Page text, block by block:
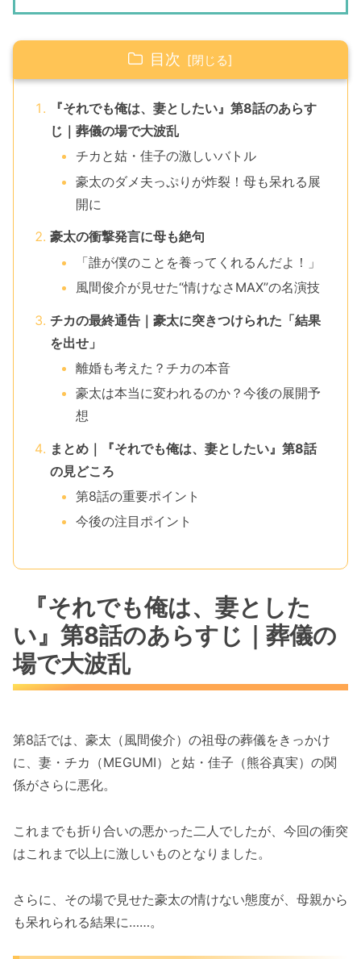
目次
『それでも俺は、妻としたい』第8話のあらす
じ｜葬儀の場で大波乱
チカと姑・佳子の激しいバトル
豪太のダメ夫っぷりが炸裂！母も呆れる展
開に
豪太の衝撃発言に母も絶句
「誰が僕のことを養ってくれるんだよ！」
風間俊介が見せた“情けなさMAX”の名演技
チカの最終通告｜豪太に突きつけられた「結果
を出せ」
離婚も考えた？チカの本音
豪太は本当に変われるのか？今後の展開予
想
まとめ｜『それでも俺は、妻としたい』第8話
の見どころ
第8話の重要ポイント
今後の注目ポイント
『それでも俺は、妻とした
い』第8話のあらすじ｜葬儀の
場で大波乱
第8話では、豪太（風間俊介）の祖母の葬儀をきっかけ
に、妻・チカ（MEGUMI）と姑・佳子（熊谷真実）の関
係がさらに悪化。
これまでも折り合いの悪かった二人でしたが、今回の衝突
はこれまで以上に激しいものとなりました。
さらに、その場で見せた豪太の情けない態度が、母親から
も呆れられる結果に……。